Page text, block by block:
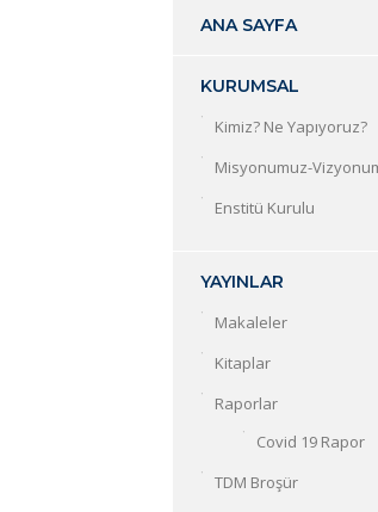
ANA SAYFA
KURUMSAL
Kimiz? Ne Yapıyoruz?
Misyonumuz-
Enstitü Kurulu
YAYINLAR
Makaleler
Kitaplar
Raporlar
Covid 19 Rapor
TDM Broşür